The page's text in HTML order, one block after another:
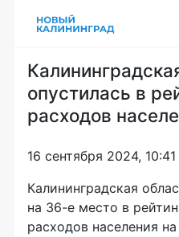
опустилась в
расходов
16 сентября 2024, 10:41
Калининградская
на 36-е место в
расходов населения